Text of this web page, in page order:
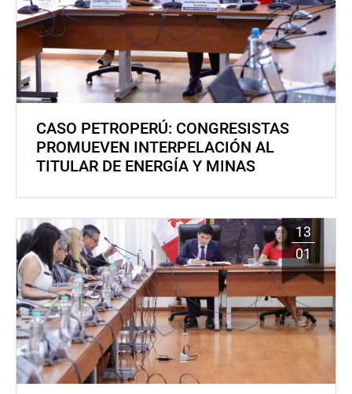
CASO PETROPERÚ: CONGRESISTAS
PROMUEVEN INTERPELACIÓN AL
TITULAR DE ENERGÍA Y MINAS
13
01